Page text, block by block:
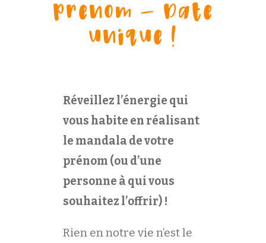
prenom – Date
unique !
Réveillez l’énergie qui
vous habite en réalisant
le mandala de votre
prénom (ou d’une
personne à qui vous
souhaitez l’offrir) !
Rien en notre vie n’est le